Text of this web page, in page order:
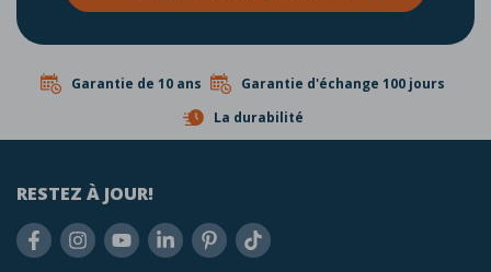
Garantie de 10 ans
Garantie d'échange 100 jours
La durabilité
RESTEZ À JOUR!